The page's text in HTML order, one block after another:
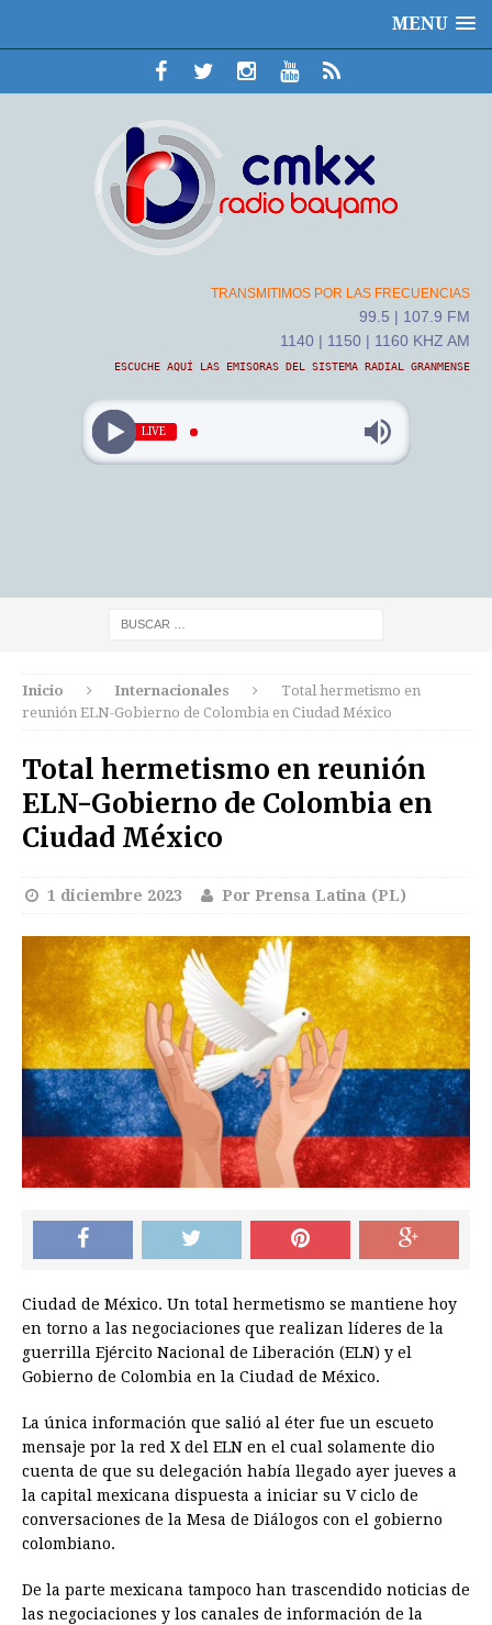
MENU
TRANSMITIMOS POR LAS FRECUENCIAS
99.5 | 107.9 FM
1140 | 1150 | 1160 KHZ AM
ESCUCHE AQUÍ LAS EMISORAS DEL SISTEMA RADIAL GRANMENSE
LIVE
Inicio Internacionales
Total hermetismo en
reunión ELN-Gobierno de Colombia en Ciudad México
Total hermetismo en reunión
ELN-Gobierno de Colombia en
Ciudad México
1 diciembre 2023 Por Prensa Latina (PL)
Ciudad de México. Un total hermetismo se mantiene hoy
en torno a las negociaciones que realizan líderes de la
guerrilla Ejército Nacional de Liberación (ELN) y el
Gobierno de Colombia en la Ciudad de México.
La única información que salió al éter fue un escueto
mensaje por la red X del ELN en el cual solamente dio
cuenta de que su delegación había llegado ayer jueves a
la capital mexicana dispuesta a iniciar su V ciclo de
conversaciones de la Mesa de Diálogos con el gobierno
colombiano.
De la parte mexicana tampoco han trascendido noticias de
las negociaciones y los canales de información de la